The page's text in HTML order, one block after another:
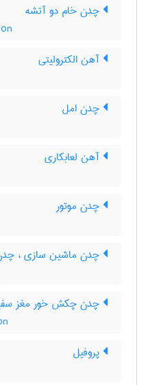
چدن خام دو آتشه
آهن الکترولیتی
چدن امل
آهن لعابکاری
چدن موتور
چدن ماشین سازی ،
چدن چکش خور مغز
پروفیل